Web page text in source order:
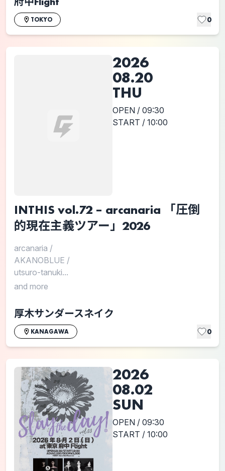
TOKYO 0
2026
08.20
THU
OPEN / 09:30
START / 10:00
INTHIS vol.72 – arcanaria 「圧倒
的現在主義ツアー」2026
arcanaria /
AKANOBLUE /
utsuro-tanuki...
and more
厚木サンダースネイク
KANAGAWA 0
2026
08.02
SUN
OPEN / 09:30
START / 10:00